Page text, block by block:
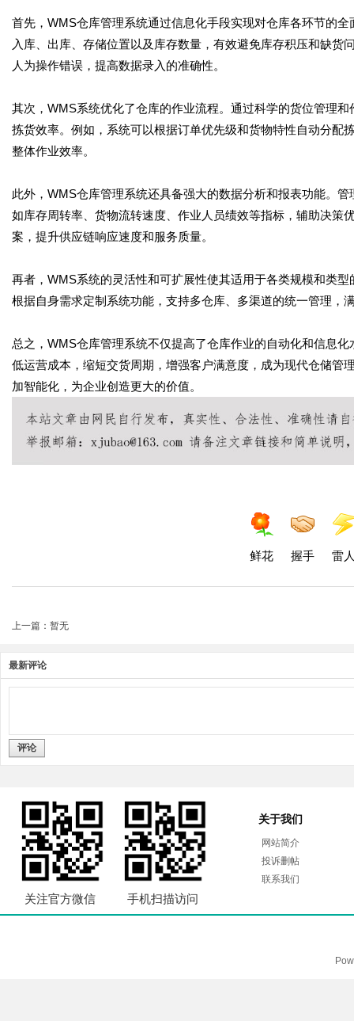
首先，WMS仓库管理系统通过信息化手段实现对仓库各环节的
入库、出库、存储位置以及库存数量，有效避免库存积压和缺
人为操作错误，提高数据录入的准确性。
其次，WMS系统优化了仓库的作业流程。通过科学的货位管理
拣货效率。例如，系统可以根据订单优先级和货物特性自动分配
整体作业效率。
此外，WMS仓库管理系统还具备强大的数据分析和报表功能。
如库存周转率、货物流转速度、作业人员绩效等指标，辅助决策
案，提升供应链响应速度和服务质量。
再者，WMS系统的灵活性和可扩展性使其适用于各类规模和类
根据自身需求定制系统功能，支持多仓库、多渠道的统一管理，
总之，WMS仓库管理系统不仅提高了仓库作业的自动化和信息
低运营成本，缩短交货周期，增强客户满意度，成为现代仓储管
加智能化，为企业创造更大的价值。
鲜花 握手 雷
上一篇：暂无
最新评论
评论
关注官方微信 手机扫描访问
关于我们
网站简介
投诉删帖
联系我们